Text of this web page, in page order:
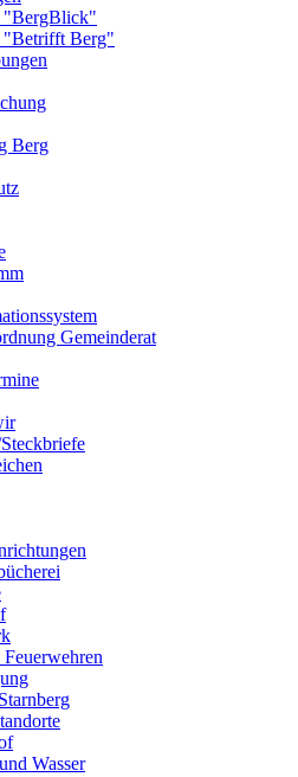
"BergBlick"
"Betrifft Berg"
Berg
Gemeinderat
Wasser